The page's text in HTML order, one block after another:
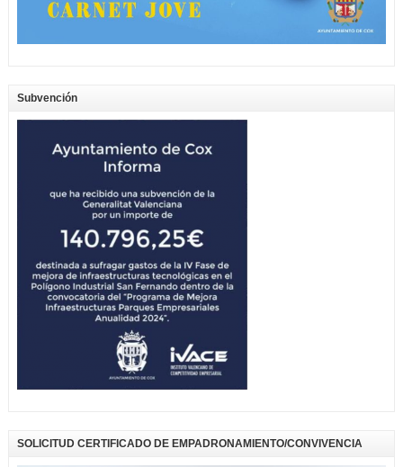
Subvención
SOLICITUD CERTIFICADO DE EMPADRONAMIENTO/CONVIVENCIA